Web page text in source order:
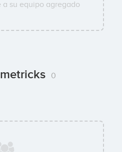
a su equipo agregado
0